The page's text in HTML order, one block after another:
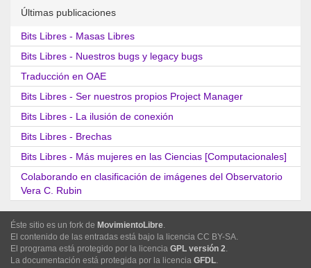
Últimas publicaciones
Bits Libres - Masas Libres
Bits Libres - Nuestros bugs y legacy bugs
Traducción en OAE
Bits Libres - Ser nuestros propios Project Manager
Bits Libres - La ilusión de conexión
Bits Libres - Brechas
Bits Libres - Más mujeres en las Ciencias [Computacionales]
Colaborando en clasificación de imágenes del Observatorio
Vera C. Rubin
Éste sitio es un fork de MovimientoLibre.
El contenido de las entradas está bajo la licencia CC BY-SA.
El programa está protegido por la licencia GPL versión 2.
La documentación está protegida por la licencia GFDL.